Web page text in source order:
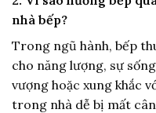
nhà bếp?
Trong ngũ hành, bếp
cho năng lượng, sự
vượng hoặc xung khắc
trong nhà dễ bị mất